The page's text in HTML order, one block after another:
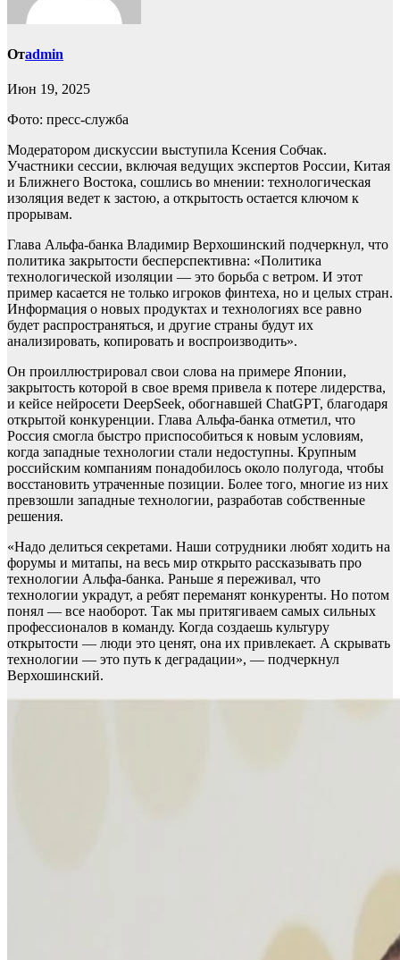
Отadmin
Июн 19, 2025
Фото: пресс-служба
Модератором дискуссии выступила Ксения Собчак.
Участники сессии, включая ведущих экспертов России, Китая
и Ближнего Востока, сошлись во мнении: технологическая
изоляция ведет к застою, а открытость остается ключом к
прорывам.
Глава Альфа-банка Владимир Верхошинский подчеркнул, что
политика закрытости бесперспективна: «Политика
технологической изоляции — это борьба с ветром. И этот
пример касается не только игроков финтеха, но и целых стран.
Информация о новых продуктах и технологиях все равно
будет распространяться, и другие страны будут их
анализировать, копировать и воспроизводить».
Он проиллюстрировал свои слова на примере Японии,
закрытость которой в свое время привела к потере лидерства,
и кейсе нейросети DeepSeek, обогнавшей ChatGPT, благодаря
открытой конкуренции. Глава Альфа-банка отметил, что
Россия смогла быстро приспособиться к новым условиям,
когда западные технологии стали недоступны. Крупным
российским компаниям понадобилось около полугода, чтобы
восстановить утраченные позиции. Более того, многие из них
превзошли западные технологии, разработав собственные
решения.
«Надо делиться секретами. Наши сотрудники любят ходить на
форумы и митапы, на весь мир открыто рассказывать про
технологии Альфа-банка. Раньше я переживал, что
технологии украдут, а ребят переманят конкуренты. Но потом
понял — все наоборот. Так мы притягиваем самых сильных
профессионалов в команду. Когда создаешь культуру
открытости — люди это ценят, она их привлекает. А скрывать
технологии — это путь к деградации», — подчеркнул
Верхошинский.